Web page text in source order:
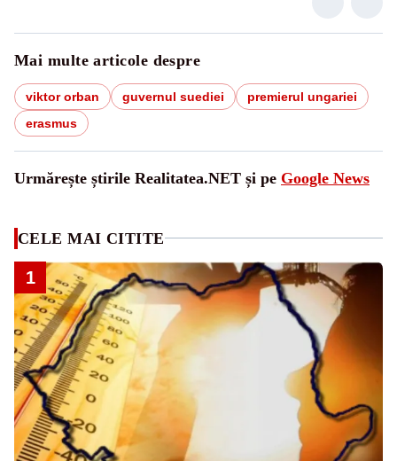
Mai multe articole despre
viktor orban guvernul suediei
premierul ungariei
erasmus
Urmărește știrile Realitatea.NET și pe Google News
CELE MAI CITITE
1